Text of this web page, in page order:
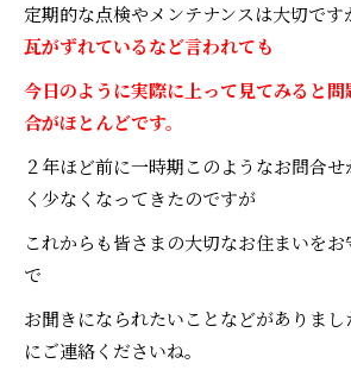
定期的な点検やメンテナンスは大切です
瓦がずれているなど言われても
今日のように実際に上って見てみると
合がほとんどです。
２年ほど前に一時期このようなお問合
く少なくなってきたのですが
これからも皆さまの大切なお住まいを
で
お聞きになられたいことなどがありま
にご連絡くださいね。